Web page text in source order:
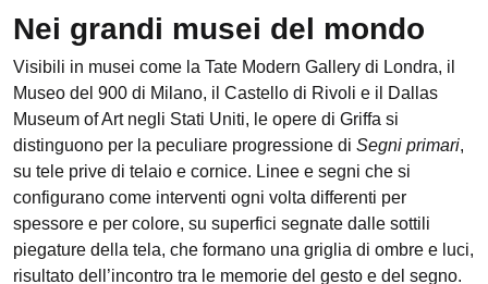
Nei grandi musei del mondo
Visibili in musei come la Tate Modern Gallery di Londra, il
Museo del 900 di Milano, il Castello di Rivoli e il Dallas
Museum of Art negli Stati Uniti, le opere di Griffa si
distinguono per la peculiare progressione di Segni primari,
su tele prive di telaio e cornice. Linee e segni che si
configurano come interventi ogni volta differenti per
spessore e per colore, su superfici segnate dalle sottili
piegature della tela, che formano una griglia di ombre e luci,
risultato dell’incontro tra le memorie del gesto e del segno.